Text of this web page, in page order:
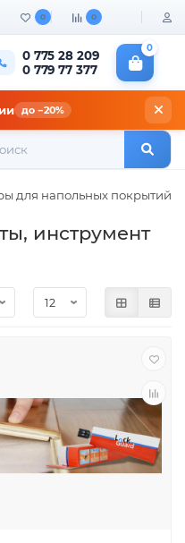
0 0
0 775 28 209
0 779 77 377
0
до −20%
для напольных покрытий
инструмент